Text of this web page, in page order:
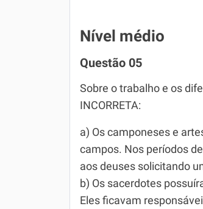
Nível médio
Questão 05
Sobre o trabalho e os
INCORRETA:
a) Os camponeses e
campos. Nos períodos
aos deuses solicitando
b) Os sacerdotes
Eles ficavam